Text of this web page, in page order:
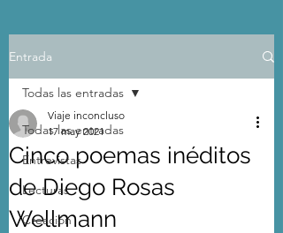
Entrada
Todas las entradas
Entrevistas
Lecturas
Creación
Todas las entradas
Cinco poemas inéditos
de Diego Rosas
Wellmann
Viaje inconcluso
17 may 2021